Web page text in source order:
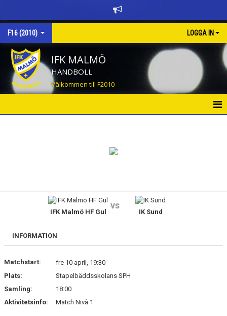
F16 (2010) LOGGA IN
IFK MALMÖ
HANDBOLL
Välkommen till F2010
DOKUMENT
MATCHER
IFK Malmö HF Gul
vs
IK Sund
INFORMATION
Matchstart:
fre 10 april, 19:30
Plats:
Stapelbäddsskolans SPH
Samling:
18:00
Aktivitetsinfo:
Match Nivå 1: